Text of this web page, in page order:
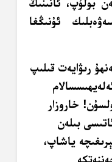
ئۇنىڭغا
رىۋايەت قىلىپ
خاروزار
بىلەن
ياشاپ،